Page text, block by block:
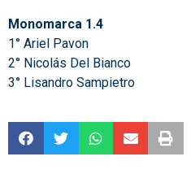
Monomarca 1.4
1° Ariel Pavon
2° Nicolás Del Bianco
3° Lisandro Sampietro